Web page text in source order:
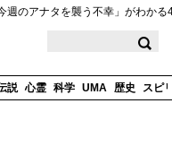
週のアナタを襲う不幸」がわかる
説 心霊 科学 UMA 歴史 スピ